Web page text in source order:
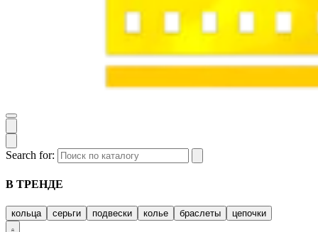
Search for:
В ТРЕНДЕ
кольца серьги подвески колье браслеты цепочки